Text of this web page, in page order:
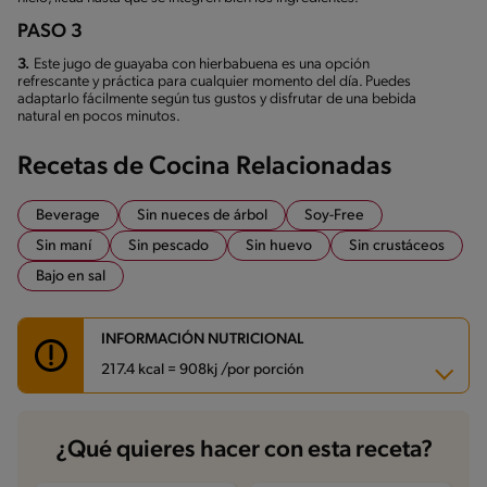
PASO 3
3. Este jugo de guayaba con hierbabuena es una opción
refrescante y práctica para cualquier momento del día. Puedes
adaptarlo fácilmente según tus gustos y disfrutar de una bebida
natural en pocos minutos.
Recetas de Cocina Relacionadas
Beverage Sin nueces de árbol
Soy-Free
Sin maní
Sin pescado Sin huevo
Sin crustáceos
Bajo en sal
INFORMACIÓN NUTRICIONAL
217.4 kcal = 908kj /por porción
Carbohidratos 27.2 g
Energía 217.4 kcal
¿Qué quieres hacer con esta receta?